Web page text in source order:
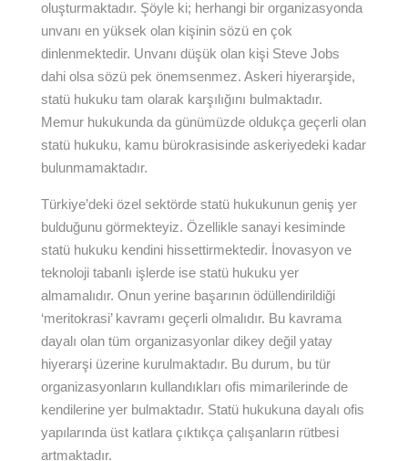
oluşturmaktadır. Şöyle ki; herhangi bir organizasyonda
unvanı en yüksek olan kişinin sözü en çok
dinlenmektedir. Unvanı düşük olan kişi Steve Jobs
dahi olsa sözü pek önemsenmez. Askeri hiyerarşide,
statü hukuku tam olarak karşılığını bulmaktadır.
Memur hukukunda da günümüzde oldukça geçerli olan
statü hukuku, kamu bürokrasisinde askeriyedeki kadar
bulunmamaktadır.
Türkiye’deki özel sektörde statü hukukunun geniş yer
bulduğunu görmekteyiz. Özellikle sanayi kesiminde
statü hukuku kendini hissettirmektedir. İnovasyon ve
teknoloji tabanlı işlerde ise statü hukuku yer
almamalıdır. Onun yerine başarının ödüllendirildiği
‘meritokrasi’ kavramı geçerli olmalıdır. Bu kavrama
dayalı olan tüm organizasyonlar dikey değil yatay
hiyerarşi üzerine kurulmaktadır. Bu durum, bu tür
organizasyonların kullandıkları ofis mimarilerinde de
kendilerine yer bulmaktadır. Statü hukukuna dayalı ofis
yapılarında üst katlara çıktıkça çalışanların rütbesi
artmaktadır.